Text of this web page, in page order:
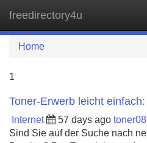
freedirectory4u
Home
1
Toner-Erwerb leicht
Internet 57 days ago
Sind Sie auf der Suche nach